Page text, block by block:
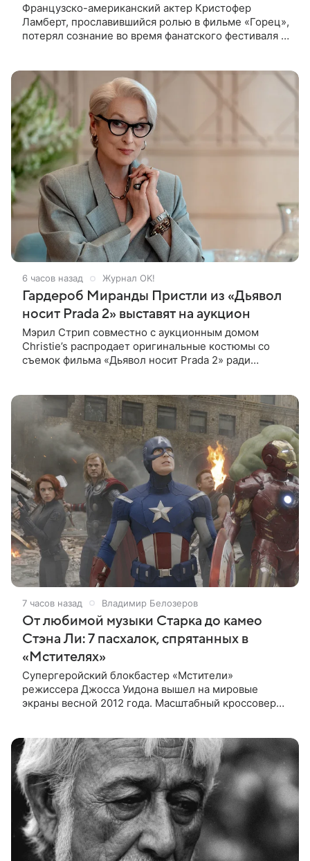
Французско-американский актер Кристофер
Ламберт, прославившийся ролью в фильме «Горец»,
потерял сознание во время фанатского фестиваля в
6 часов назад Журнал OK!
Гардероб Миранды Пристли из «Дьявол
носит Prada 2» выставят на аукцион
Мэрил Стрип совместно с аукционным домом
Christie’s распродает оригинальные костюмы со
съемок фильма «Дьявол носит Prada 2» ради
7 часов назад Владимир Белозеров
От любимой музыки Старка до камео
Стэна Ли: 7 пасхалок, спрятанных в
«Мстителях»
Супергеройский блокбастер «Мстители»
режиссера Джосса Уидона вышел на мировые
экраны весной 2012 года. Масштабный кроссовер